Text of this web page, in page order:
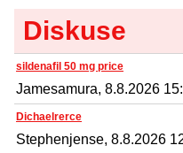
Diskuse
sildenafil 50 mg price
Jamesamura, 8.8.2026
Dichaelrerce
Stephenjense, 8.8.2026